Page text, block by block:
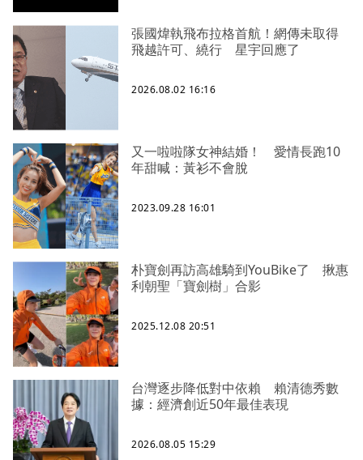
張國煒執飛布拉格首航！網傳未取得
飛越許可、繞行 星宇回應了
2026.08.02 16:16
又一啦啦隊女神結婚！ 愛情長跑10
年甜喊：黃衫不會脫
2023.09.28 16:01
朴寶劍再訪高雄騎到YouBike了 揪惠
利朝聖「寶劍樹」合影
2025.12.08 20:51
台灣逐步降低對中依賴 賴清德秀數
據：經濟創近50年最佳表現
2026.08.05 15:29